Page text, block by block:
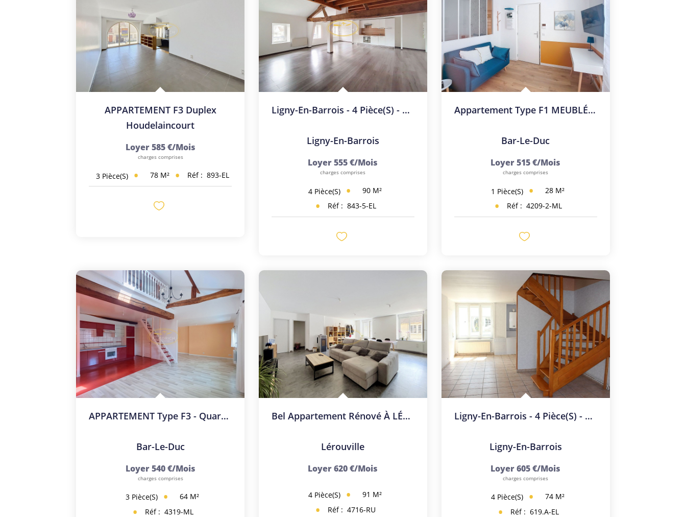
APPARTEMENT F3 Duplex
Houdelaincourt
Loyer 585 €/mois
charges comprises
3 Pièce(s) 78 M² Réf : 893-EL
Ligny-En-Barrois - 4 Pièce(s) - 90 M2
Ligny-En-Barrois
Loyer 555 €/mois
charges comprises
4 Pièce(s) 90 M²
Réf : 843-5-EL
Appartement Type F1 MEUBLÉ Entièrement RÉNOVÉ - Centre-Ville
Bar-Le-Duc
Loyer 515 €/mois
charges comprises
1 Pièce(s) 28 M²
Réf : 4209-2-ML
APPARTEMENT Type F3 - Quartier Renaissance
Bar-Le-Duc
Loyer 540 €/mois
charges comprises
3 Pièce(s) 64 M²
Réf : 4319-ML
Bel Appartement Rénové À LÉROUVILLE !
Lérouville
Loyer 620 €/mois
4 Pièce(s) 91 M²
Réf : 4716-RU
Ligny-En-Barrois - 4 Pièce(s) - 74 M2
Ligny-En-Barrois
Loyer 605 €/mois
charges comprises
4 Pièce(s) 74 M²
Réf : 619.A-EL